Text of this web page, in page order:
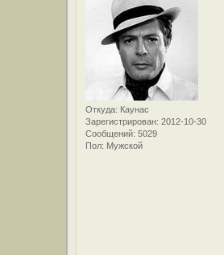
Откуда: Каунас
Зарегистрирован: 2012-10-30
Сообщений: 5029
Пол: Мужской